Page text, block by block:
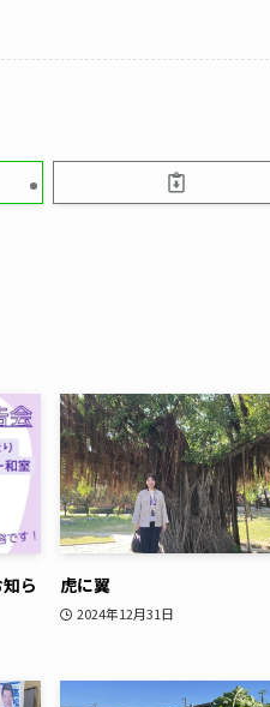
ら
虎に翼
2024年12月31日